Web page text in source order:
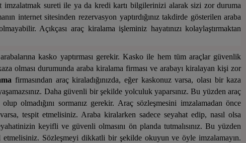
imzalatmak sureti ile ya da kredi kartı bilgilerinizi alarak sizi zor duruma
internet sitesinden rezervasyon yaptırdığınız takdirde gösterilen araba
Açıkçası araç kiralama işleminiz hayatınızı kolaylaştırmaktan
kasko yaptırması gerekir. Kasko ile hem tüm araçlar güvenlik
olması durumunda araba kiralama firması ve arabayı kiralayan kişi zor
firmasından araç kiraladığınızda, eğer kaskonuz varsa, olası bir kaza
Daha güvenli bir şekilde yolculuk yaparsınız. Bu yüzden araç
olmadığını sormanız gerekir. Araç sözleşmesini imzalamadan önce
tespit etmelisiniz. Araba kiralarken sadece seyahat edip, nasıl olsa
keyifli ve güvenli olmasını ön planda tutmalısınız. Bu yüzden
etmelisiniz. Sözleşmeyi dikkatli bir şekilde okuyun ve öyle imzalamayın.